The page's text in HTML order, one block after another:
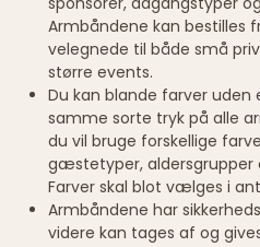
Armbåndene kan bestilles
velegnede til både små
større events.
Du kan blande farver uden
samme sorte tryk på alle
du vil bruge forskellige
gæstetyper, aldersgrupper
Farver skal blot vælges i
Armbåndene har
videre kan tages af og